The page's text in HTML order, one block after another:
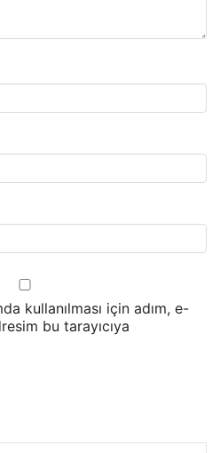
kullanılması için adım, e-
bu tarayıcıya